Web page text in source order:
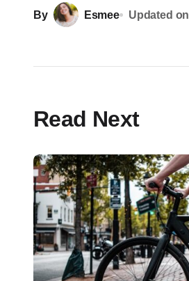
By Esmee Updated on
Read Next